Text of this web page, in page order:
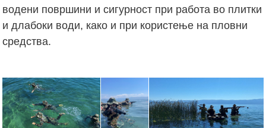
водени површини и сигурност при работа во плитки
и длабоки води, како и при користење на пловни
средства.